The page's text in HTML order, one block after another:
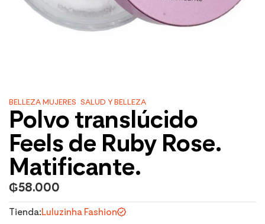
BELLEZA MUJERES SALUD Y BELLEZA
Polvo translúcido
Feels de Ruby Rose.
Matificante.
₲58.000
Tienda:Luluzinha Fashion